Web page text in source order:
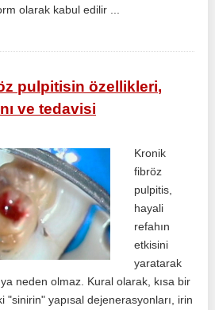
olarak kabul edilir ...
pulpitisin özellikleri,
ve tedavisi
Kronik
fibröz
pulpitis,
hayali
refahın
etkisini
yaratarak
neden olmaz. Kural olarak, kısa bir
"sinirin" yapısal dejenerasyonları, irin